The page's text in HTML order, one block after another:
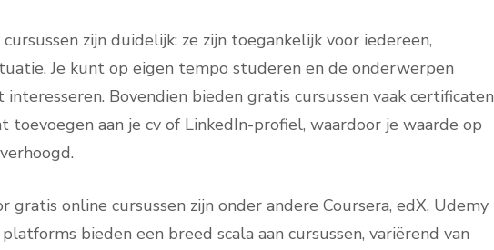
zijn duidelijk: ze zijn toegankelijk voor iedereen,
Je kunt op eigen tempo studeren en de onderwerpen
Bovendien bieden gratis cursussen vaak certificaten
toevoegen aan je cv of LinkedIn-profiel, waardoor je waarde op
gratis online cursussen zijn onder andere Coursera, edX, Udemy
bieden een breed scala aan cursussen, variërend van